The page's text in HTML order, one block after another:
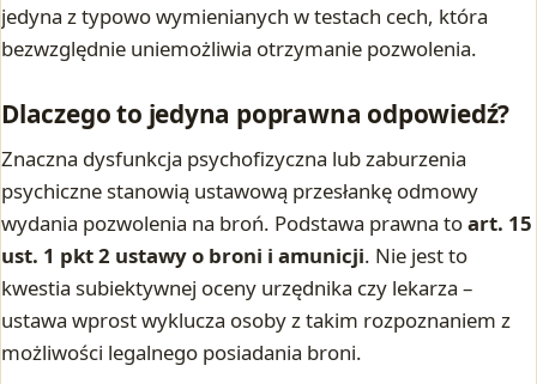
jedyna z typowo wymienianych w testach cech, która
bezwzględnie uniemożliwia otrzymanie pozwolenia.
Dlaczego to jedyna poprawna odpowiedź?
Znaczna dysfunkcja psychofizyczna lub zaburzenia
psychiczne stanowią ustawową przesłankę odmowy
wydania pozwolenia na broń. Podstawa prawna toart. 15
ust. 1 pkt 2 ustawy o broni i amunicji. Nie jest to
kwestia subiektywnej oceny urzędnika czy lekarza –
ustawa wprost wyklucza osoby z takim rozpoznaniem z
możliwości legalnego posiadania broni.